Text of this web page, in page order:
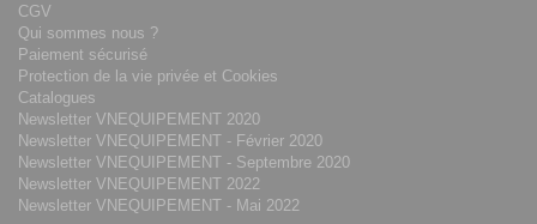
CGV
Qui sommes nous ?
Paiement sécurisé
Protection de la vie privée et Cookies
Catalogues
Newsletter VNEQUIPEMENT 2020
Newsletter VNEQUIPEMENT - Février 2020
Newsletter VNEQUIPEMENT - Septembre 2020
Newsletter VNEQUIPEMENT 2022
Newsletter VNEQUIPEMENT - Mai 2022